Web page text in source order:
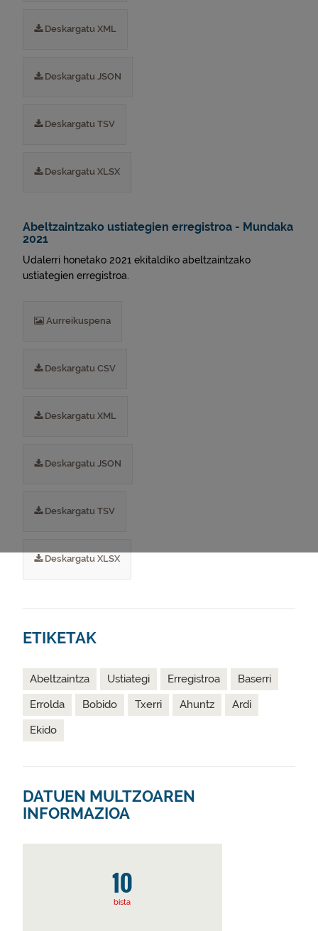
Deskargatu XML
Deskargatu JSON
Deskargatu TSV
Deskargatu XLSX
Abeltzaintzako ustiategien erregistroa - Mundaka
2021
Udalerri honetako 2021 ekitaldiko abeltzaintzako
ustiategien erregistroa.
Aurreikuspena
Deskargatu CSV
Deskargatu XML
Deskargatu JSON
Deskargatu TSV
Deskargatu XLSX
ETIKETAK
Abeltzaintza Ustiategi Erregistroa
Baserri
Errolda
Bobido Txerri Ahuntz
Ardi
Ekido
DATUEN MULTZOAREN
INFORMAZIOA
10
bista